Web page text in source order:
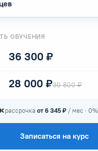
ОБУЧЕНИЯ
36 300 ₽
28 000 ₽30 800 ₽
рассрочка от 6 345 ₽ / мес · 0%
Записаться на курс